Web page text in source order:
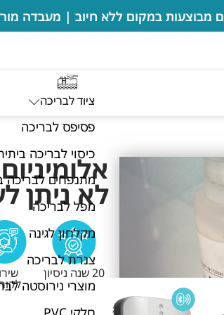
ציוד לבריכה
פסיפס לבריכה
כיסוי לבריכה
מתנפחים לבריכה
מפל לבריכה
מקלחון לגינה
צנרת לבריכה
מוצרי נירוסטה
לא ניתן
20 שנה ניסיון